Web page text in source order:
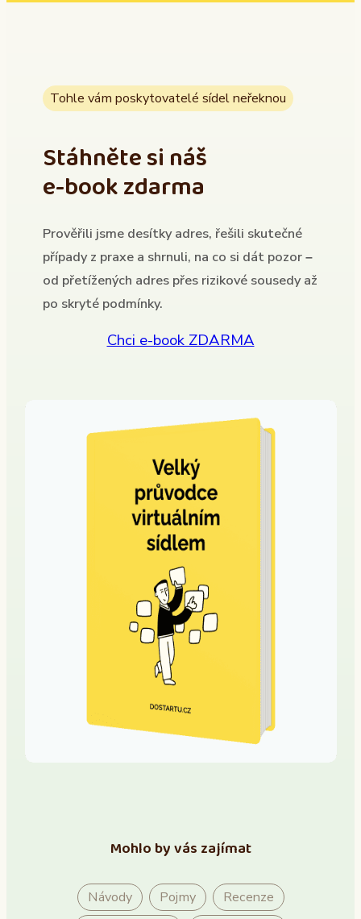
Tohle vám poskytovatelé sídel neřeknou
Stáhněte si náš
e-book zdarma
Prověřili jsme desítky adres, řešili skutečné
případy z praxe a shrnuli, na co si dát pozor –
od přetížených adres přes rizikové sousedy až
po skryté podmínky.
Chci e-book ZDARMA
Mohlo by vás zajímat
Návody Pojmy
Recenze